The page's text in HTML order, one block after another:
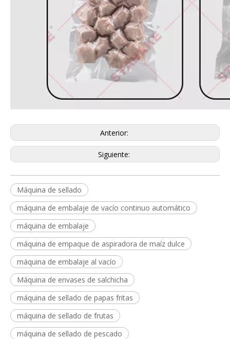
Anterior:
Siguiente:
Máquina de sellado
máquina de embalaje de vacío continuo automático
máquina de embalaje
máquina de empaque de aspiradora de maíz dulce
máquina de embalaje al vacío
Máquina de envases de salchicha
máquina de sellado de papas fritas
máquina de sellado de frutas
máquina de sellado de pescado